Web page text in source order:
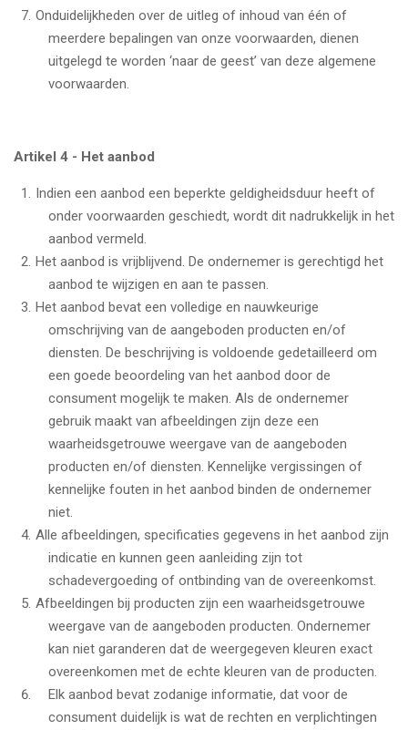
Onduidelijkheden over de uitleg of inhoud van één of
meerdere bepalingen van onze voorwaarden, dienen
uitgelegd te worden ‘naar de geest’ van deze algemene
voorwaarden.
Artikel 4 - Het aanbod
Indien een aanbod een beperkte geldigheidsduur heeft of
onder voorwaarden geschiedt, wordt dit nadrukkelijk in het
aanbod vermeld.
Het aanbod is vrijblijvend. De ondernemer is gerechtigd het
aanbod te wijzigen en aan te passen.
Het aanbod bevat een volledige en nauwkeurige
omschrijving van de aangeboden producten en/of
diensten. De beschrijving is voldoende gedetailleerd om
een goede beoordeling van het aanbod door de
consument mogelijk te maken. Als de ondernemer
gebruik maakt van afbeeldingen zijn deze een
waarheidsgetrouwe weergave van de aangeboden
producten en/of diensten. Kennelijke vergissingen of
kennelijke fouten in het aanbod binden de ondernemer
niet.
Alle afbeeldingen, specificaties gegevens in het aanbod zijn
indicatie en kunnen geen aanleiding zijn tot
schadevergoeding of ontbinding van de overeenkomst.
Afbeeldingen bij producten zijn een waarheidsgetrouwe
weergave van de aangeboden producten. Ondernemer
kan niet garanderen dat de weergegeven kleuren exact
overeenkomen met de echte kleuren van de producten.
Elk aanbod bevat zodanige informatie, dat voor de
consument duidelijk is wat de rechten en verplichtingen